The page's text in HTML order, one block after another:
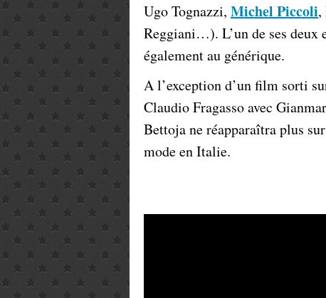
Ugo Tognazzi, Michel Piccoli,
Reggiani…). L’un de ses deux
également au générique.
A l’exception d’un film sorti
Claudio Fragasso avec
Bettoja ne réapparaîtra plus
mode en Italie.